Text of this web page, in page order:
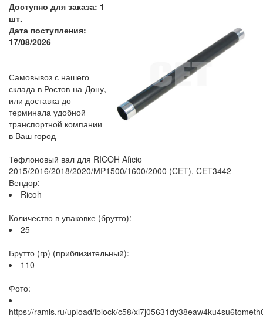
Доступно для заказа: 1
шт.
Дата поступления:
17/08/2026
Самовывоз с нашего
склада в Ростов-на-Дону,
или доставка до
терминала удобной
транспортной компании
в Ваш город
Тефлоновый вал для RICOH Aficio
2015/2016/2018/2020/MP1500/1600/2000 (CET), CET3442
Вендор:
Ricoh
Количество в упаковке (брутто):
25
Брутто (гр) (приблизительный):
110
Фото:
https://ramis.ru/upload/iblock/c58/